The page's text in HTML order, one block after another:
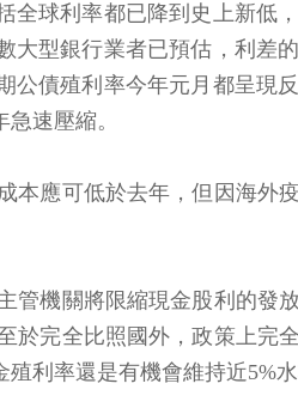
球利率都已降到史上新低
型銀行業者已預估，利差
公債殖利率今年元月都呈現
速壓縮。
應可低於去年，但因海外
機關將限縮現金股利的發
完全比照國外，政策上完
利率還是有機會維持近5%水